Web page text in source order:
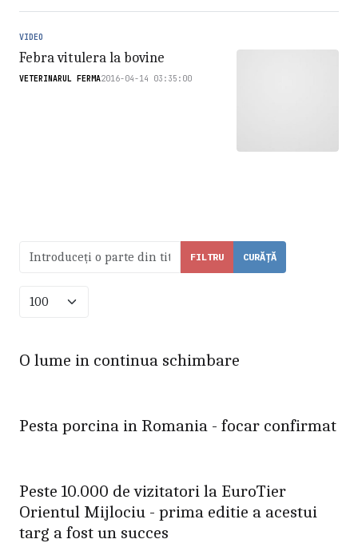
VIDEO
Febra vitulera la bovine
VETERINARUL FERMA2016-04-14 03:35:00
Introduceți o parte din titlu. FILTRU CURĂȚĂ
Afișare #
O lume in continua schimbare
Pesta porcina in Romania - focar confirmat
Peste 10.000 de vizitatori la EuroTier
Orientul Mijlociu - prima editie a acestui
targ a fost un succes